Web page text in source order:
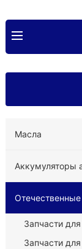
Масла
Аккумуляторы
Отечественные
Запчасти
Запчасти